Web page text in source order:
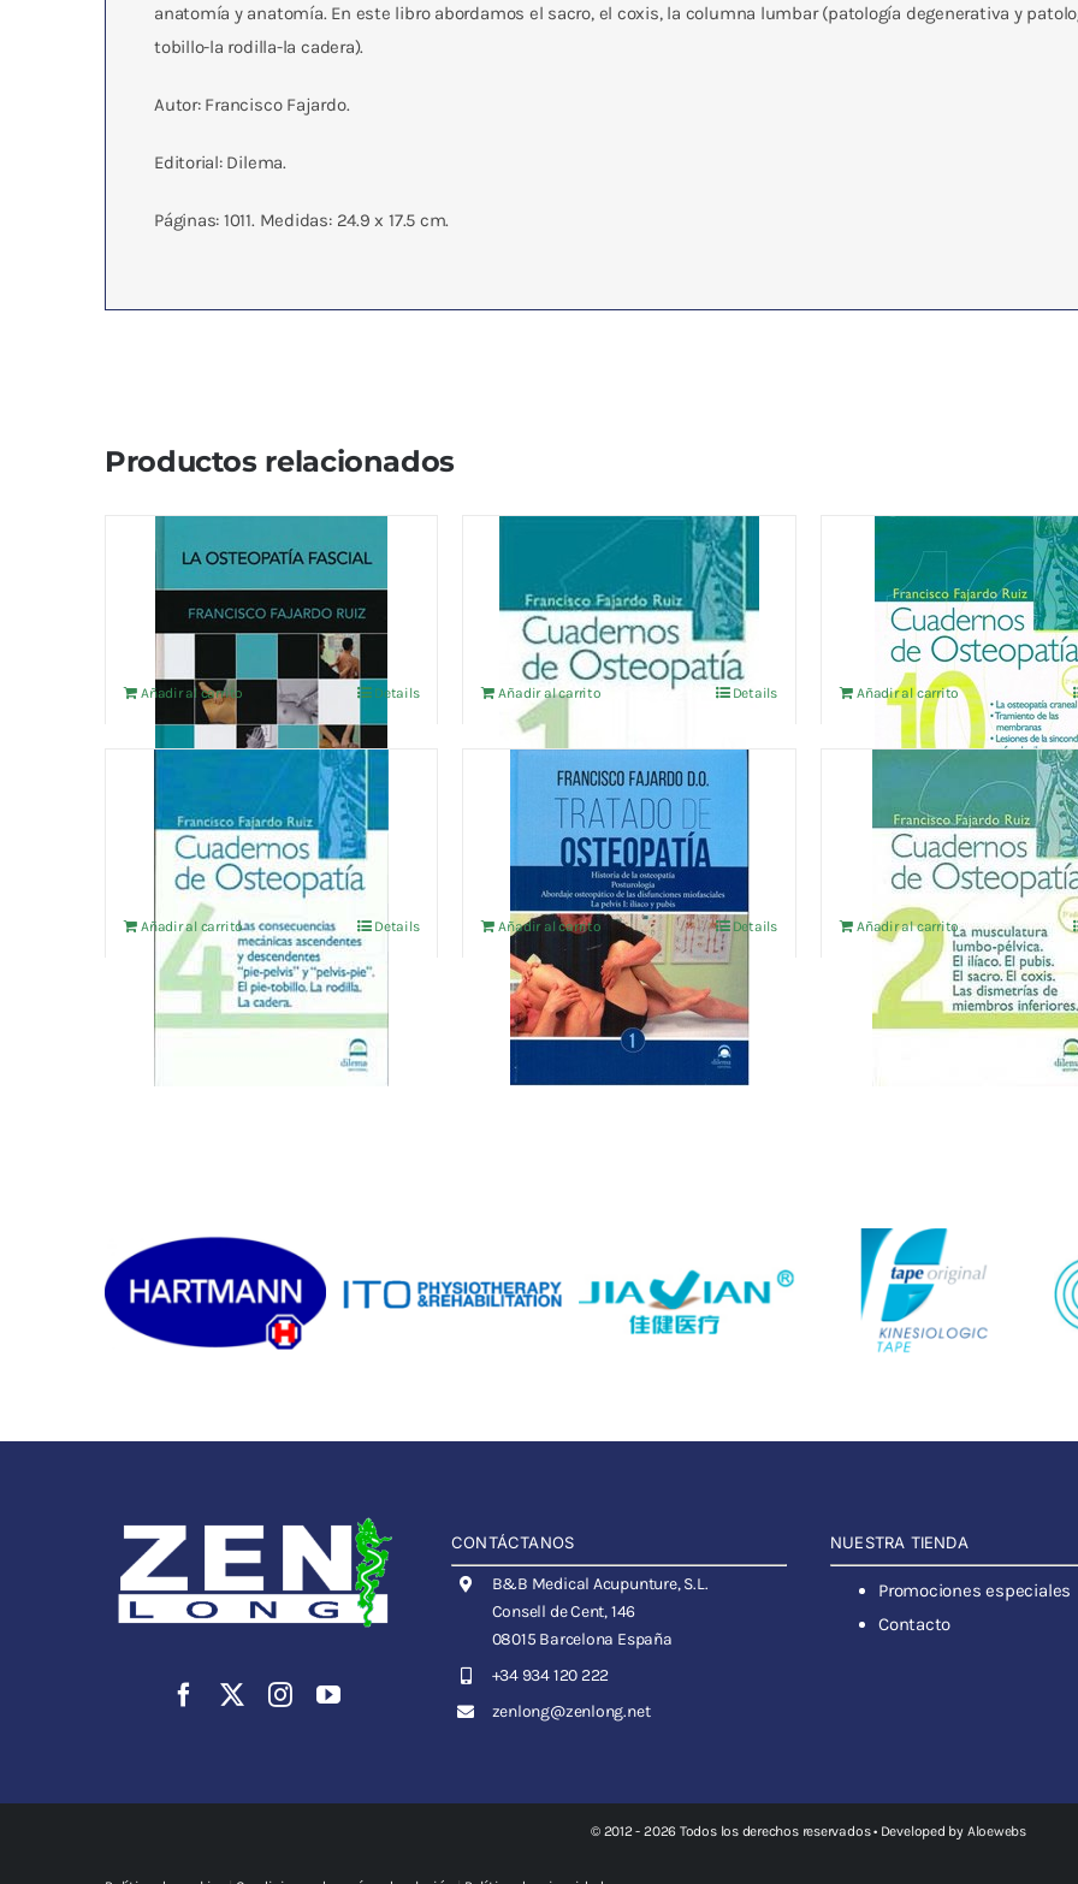
anatomía y anatomía. En este libro abordamos el sacro, el coxis, la columna lumbar (patología degenerativa y
tobillo-la rodilla-la cadera).
Autor: Francisco Fajardo.
Editorial: Dilema.
Páginas: 1011. Medidas: 24.9 x 17.5 cm.
Productos relacionados
LA OSTEOPATIA FASCIAL
Añadir al carrito Details
CUADERNOS DE
OSTEOPATIA Vol.1
9,13€ IVA no incluído
Añadir al carrito Details
CUADERNOS DE
OSTEOPATIA vol.10
24,04€ IVA no incluído
Añadir al carrito
OSTEOPATIA Vol.4
18,75€ IVA no incluído
Añadir al carrito Details
TRATADO DE OSTEOPATIA
IVA no incluído
Añadir al carrito Details
CUADERNOS DE
OSTEOPATIA Vol.2
16,35€ IVA no incluído
Añadir al carrito
CONTÁCTANOS
B&B Medical Acupunture, S.L.
Consell de Cent, 146
08015 Barcelona España
+34 934 120 222
zenlong@zenlong.net
NUESTRA TIENDA
Promociones especiales
Contacto
© 2012 - 2026 Todos los derechos reservados • Developed by Aloewebs